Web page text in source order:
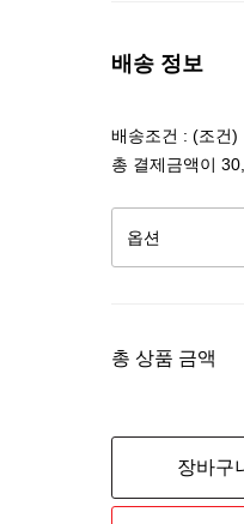
배송 정보
배송조건 : (조건)
총 결제금액이
총 상품 금액
장바구